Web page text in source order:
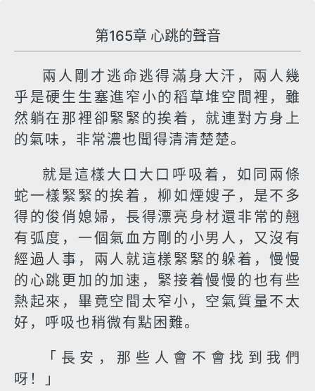
第165章 心跳的聲音
兩人剛才逃命逃得滿身大汗，兩人幾
乎是硬生生塞進窄小的稻草堆空間裡，雖
然躺在那裡卻緊緊的挨着，就連對方身上
的氣味，非常濃也聞得清清楚楚。
就是這樣大口大口呼吸着，如同兩條
蛇一樣緊緊的挨着，柳如煙嫂子，是不多
得的俊俏媳婦，長得漂亮身材還非常的翹
有弧度，一個氣血方剛的小男人，又沒有
經過人事，兩人就這樣緊緊的躲着，慢慢
的心跳更加的加速，緊接着慢慢的也有些
熱起來，畢竟空間太窄小，空氣質量不太
好，呼吸也稍微有點困難。
「長安，那些人會不會找到我們
呀！」